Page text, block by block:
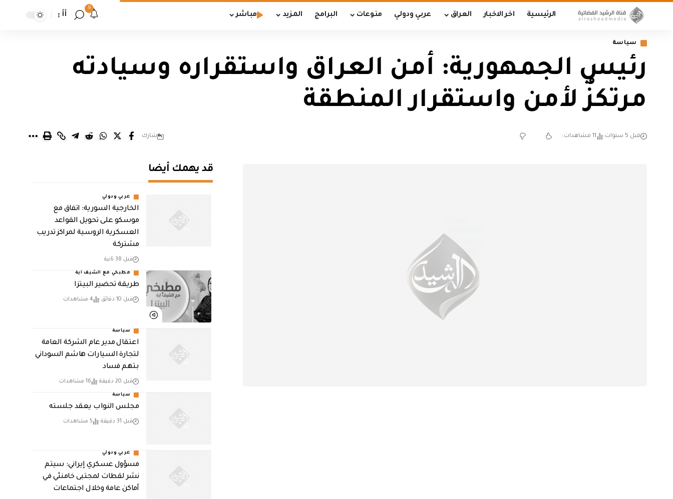
الرئيسية اخر الاخبار العراق عربي ودولي منوعات البرامج المزيد مباشر
9
أأ
سياسة
رئيس الجمهورية: أمن العراق واستقراره وسيادته
مرتكزٌ لأمن واستقرار المنطقة
قبل 5 سنوات 11 مشاهدات شارك
قد يهمك أيضا
عربي ودولي
الخارجية السورية: اتفاق مع
موسكو على تحويل القواعد
العسكرية الروسية لمراكز تدريب
مشتركة
قبل 38 ثانية
مطبخي مع الشيف اية
طريقة تحضير البيتزا
قبل 10 دقائق 4 مشاهدات
سياسة
اعتقال مدير عام الشركة العامة
لتجارة السيارات هاشم السوداني
بتهم فساد
قبل 20 دقيقة 16 مشاهدات
سياسة
مجلس النواب يعقد جلسته
قبل 31 دقيقة 5 مشاهدات
عربي ودولي
مسؤول عسكري إيراني: سيتم
نشر لقطات لمجتبى خامنئي في
أماكن عامة وخلال اجتماعات